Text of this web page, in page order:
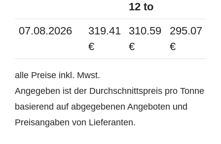
12 to
07.08.2026
319.41
€
310.59
€
295.07
€
alle Preise inkl. Mwst.
Angegeben ist der Durchschnittspreis pro Tonne
basierend auf abgegebenen Angeboten und
Preisangaben von Lieferanten.